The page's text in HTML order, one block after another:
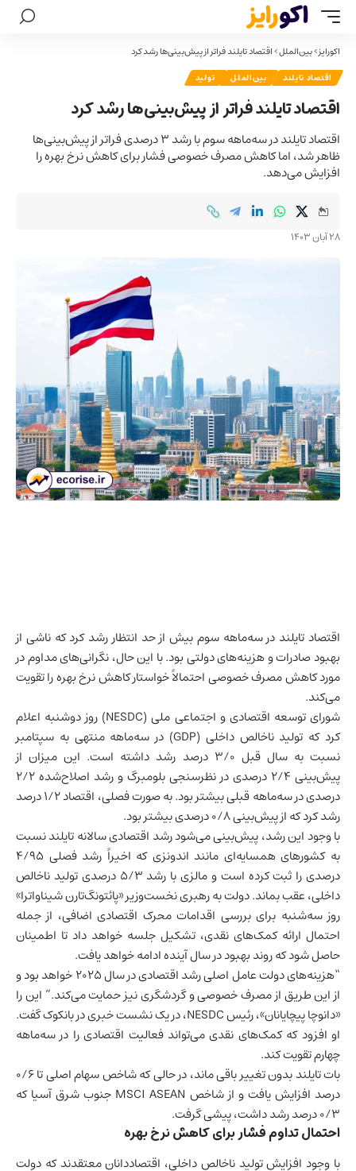
اکورایز>بین‌الملل>اقتصاد تایلند فراتر از پیش‌بینی‌ها رشد کرد
اقتصاد تایلند بین‌الملل تولید
اقتصاد تایلند فراتر از پیش‌بینی‌ها رشد کرد
اقتصاد تایلند در سه‌ماهه سوم با رشد ۳ درصدی فراتر از پیش‌بینی‌ها
ظاهر شد، اما کاهش مصرف خصوصی فشار برای کاهش نرخ بهره را
افزایش می‌دهد.
28 آبان 1403
اقتصاد تایلند در سه‌ماهه سوم بیش از حد انتظار رشد کرد که ناشی از
بهبود صادرات و هزینه‌های دولتی بود. با این حال، نگرانی‌های مداوم در
مورد کاهش مصرف خصوصی احتمالاً خواستار کاهش نرخ بهره را تقویت
می‌کند.
شورای توسعه اقتصادی و اجتماعی ملی (NESDC) روز دوشنبه اعلام
کرد که تولید ناخالص داخلی
(GDP) در سه‌ماهه منتهی به سپتامبر
نسبت به سال قبل ۳/۰ درصد رشد داشته است. این میزان از
پیش‌بینی ۲/۴ درصدی در نظرسنجی بلومبرگ و رشد اصلاح‌شده ۲/۲
درصدی در سه‌ماهه قبلی بیشتر بود. به صورت فصلی، اقتصاد ۱/۲ درصد
رشد کرد که از پیش‌بینی ۰/۸ درصدی بیشتر بود.
با وجود این رشد، پیش‌بینی می‌شود رشد اقتصادی سالانه تایلند نسبت
به کشورهای همسایه‌ای مانند اندونزی
که اخیراً رشد فصلی ۴/۹۵
درصدی را ثبت کرده است و مالزی
با رشد ۵/۳ درصدی تولید ناخالص
داخلی، عقب بماند. دولت به رهبری نخست‌وزیر «پائتونگ‌تارن شیناواترا»
روز سه‌شنبه برای بررسی اقدامات محرک اقتصادی اضافی، از جمله
احتمال ارائه کمک‌های نقدی، تشکیل جلسه خواهد داد تا اطمینان
حاصل شود که روند بهبود در سال آینده ادامه خواهد یافت.
“هزینه‌های دولت عامل اصلی رشد اقتصادی در سال ۲۰۲۵ خواهد بود و
از این طریق از مصرف خصوصی و گردشگری نیز حمایت می‌کند.” این را
«دانوچا پیچایانان»، رئیس NESDC، در یک نشست خبری در بانکوک گفت.
او افزود که کمک‌های نقدی می‌تواند فعالیت اقتصادی را در سه‌ماهه
چهارم تقویت کند.
بات تایلند بدون تغییر باقی ماند، در حالی که شاخص سهام اصلی تا ۰/۶
درصد افزایش یافت و از شاخص MSCI ASEAN جنوب شرق آسیا که
۰/۳ درصد رشد داشت، پیشی گرفت.
احتمال تداوم فشار برای کاهش نرخ بهره
با وجود افزایش تولید ناخالص داخلی، اقتصاددانان معتقدند که دولت